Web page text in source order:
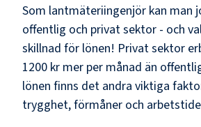
Som lantmäteriingenjör kan man
offentlig och privat sektor - och
skillnad för lönen! Privat sektor
1200 kr mer per månad än
lönen finns det andra viktiga
trygghet, förmåner och